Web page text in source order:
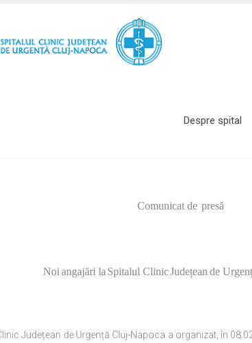
Despre spital
de presă
Noi angajări la Spitalul ClinicJudețean de
Județean de Urgență Cluj-Napoca a organizat, în